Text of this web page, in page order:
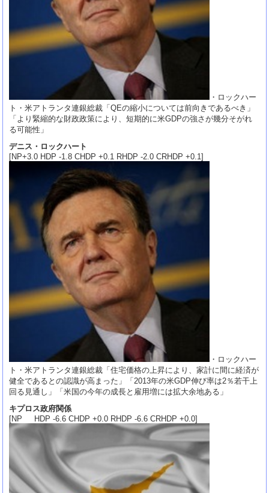
・ロックハー
ト・米アトランタ連銀総裁「QEの縮小については前向きであるべき」
「より緊縮的な財政政策により、短期的に米GDPの強さが幾分そがれ
る可能性」
デニス・ロックハート
[NP+3.0 HDP -1.8 CHDP +0.1 RHDP -2.0 CRHDP +0.1]
・ロックハー
ト・米アトランタ連銀総裁「住宅価格の上昇により、家計に間に経済が
健全であるとの認識が高まった」「2013年の米GDP伸び率は2％若干上
回る見通し」「米国の今年の成長と雇用増には拡大余地ある」
キプロス政府関係
[NP HDP -6.6 CHDP +0.0 RHDP -6.6 CRHDP +0.0]